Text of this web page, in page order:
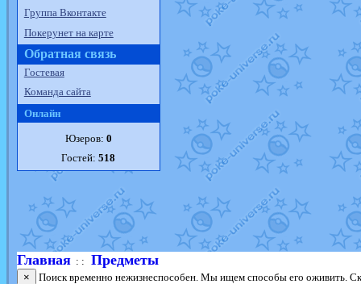
Группа Вконтакте
Покерунет на карте
Обратная связь
Гостевая
Команда сайта
Онлайн
Юзеров: 0
Гостей:518
Главная: : Предметы
×
Поиск временно нежизнеспособен. Мы ищем способы его оживить.